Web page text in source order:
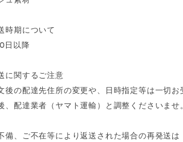
時期について
日以降
に関するご注意
後の配達先住所の変更や、日時指定等は一切お
、配達業者（ヤマト運輸）と調整くださいませ。
備、ご不在等により返送された場合の再発送は